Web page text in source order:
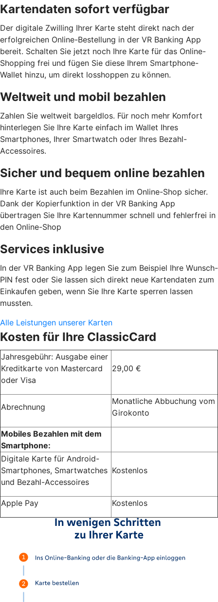
Kartendaten sofort verfügbar
Der digitale Zwilling Ihrer Karte steht direkt nach der
erfolgreichen Online-Bestellung in der VR Banking App
bereit. Schalten Sie jetzt noch Ihre Karte für das Online-
Shopping frei und fügen Sie diese Ihrem Smartphone-
Wallet hinzu, um direkt losshoppen zu können.
Weltweit und mobil bezahlen
Zahlen Sie weltweit bargeldlos. Für noch mehr Komfort
hinterlegen Sie Ihre Karte einfach im Wallet Ihres
Smartphones, Ihrer Smartwatch oder Ihres Bezahl-
Accessoires.
Sicher und bequem online bezahlen
Ihre Karte ist auch beim Bezahlen im Online-Shop sicher.
Dank der Kopierfunktion in der VR Banking App
übertragen Sie Ihre Kartennummer schnell und fehlerfrei in
den Online-Shop
Services inklusive
In der VR Banking App legen Sie zum Beispiel Ihre Wunsch-
PIN fest oder Sie lassen sich direkt neue Kartendaten zum
Einkaufen geben, wenn Sie Ihre Karte sperren lassen
mussten.
Alle Leistungen unserer Karten
Kosten für Ihre ClassicCard
Jahresgebühr: Ausgabe einer
Kreditkarte von Mastercard
oder Visa
29,00 €
Abrechnung
Monatliche Abbuchung vom
Girokonto
Mobiles Bezahlen mit dem
Smartphone:
Digitale Karte für Android-
Smartphones, Smartwatches
und Bezahl-Accessoires
Kostenlos
Apple Pay Kostenlos